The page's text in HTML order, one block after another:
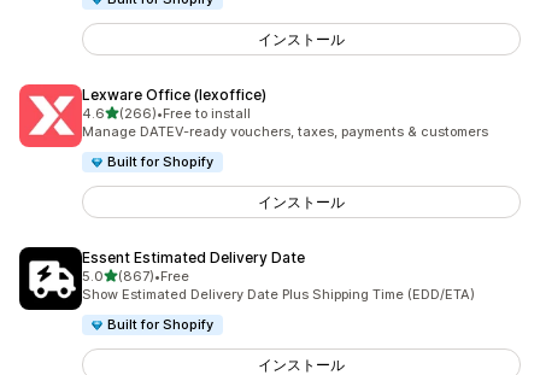
インストール
Lexware Office (lexoffice)
4.65つ星中
(266)
合計レビュー数：266件
•Free to install
Manage DATEV-ready vouchers, taxes, payments & customers
Built for Shopify
インストール
Essent Estimated Delivery Date
5.05つ星中
(867)
合計レビュー数：867件
•Free
Show Estimated Delivery Date Plus Shipping Time (EDD/ETA)
Built for Shopify
インストール